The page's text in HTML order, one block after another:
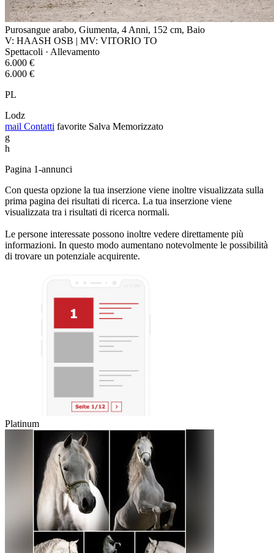
Purosangue arabo, Giumenta, 4 Anni, 152 cm, Baio
V: HAASH OSB | MV: VITORIO TO
Spettacoli · Allevamento
6.000 €
6.000 €
PL
Lodz
mail Contatti favorite Salva Memorizzato
g
h
Pagina 1-annunci
Con questa opzione la tua inserzione viene inoltre visualizzata sulla
prima pagina dei risultati di ricerca. La tua inserzione viene
visualizzata tra i risultati di ricerca normali.
Le persone interessate possono inoltre vedere direttamente più
informazioni. In questo modo aumentano notevolmente le possibilità
di trovare un potenziale acquirente.
Platinum